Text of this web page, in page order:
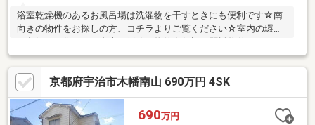
浴室乾燥機のあるお風呂場は洗濯物を干すときにも便利です☆南
向きの物件をお探しの方、コチラよりご覧ください☆室内の環境
おり、駅より徒歩10分に立地しています☆TVインターフォン付き
の物件です☆すぐに入居できるので、お急ぎの方も安心してお問
い合わせください☆建物面積91.71㎡もありますので、ご検討くだ
さい(*^^*)
京都府宇治市木幡南山 690万円 4SK
690万円